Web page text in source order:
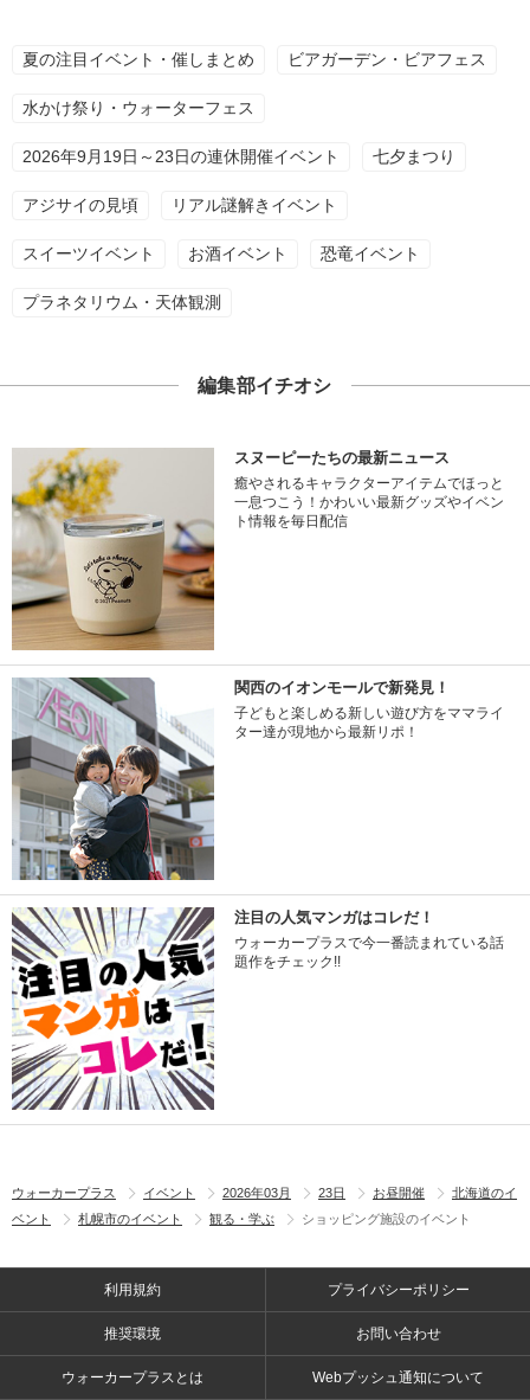
夏の注目イベント・催しまとめ ビアガーデン・ビアフェス
水かけ祭り・ウォーターフェス
2026年9月19日～23日の連休開催イベント 七夕まつり
アジサイの見頃 リアル謎解きイベント
スイーツイベント お酒イベント 恐竜イベント
プラネタリウム・天体観測
編集部イチオシ
スヌーピーたちの最新ニュース
癒やされるキャラクターアイテムでほっと
一息つこう！かわいい最新グッズやイベン
ト情報を毎日配信
関西のイオンモールで新発見！
子どもと楽しめる新しい遊び方をママライ
ター達が現地から最新リポ！
注目の人気マンガはコレだ！
ウォーカープラスで今一番読まれている話
題作をチェック!!
ウォーカープラス イベント 2026年03月 23日 お昼開催
北海道のイ
ベント
札幌市のイベント 観る・学ぶ ショッピング施設のイベント
利用規約 プライバシーポリシー
推奨環境 お問い合わせ
ウォーカープラスとは Webプッシュ通知について